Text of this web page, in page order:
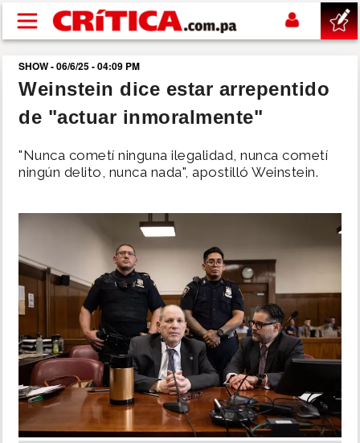
Pasar al contenido principal
buscar
SUCESOS
NACIONAL
SHOW
DEPORTES
MUNDO
INSÓLITAS
MULTIMEDIA
SHOW - 06/6/25 - 04:09 PM
Weinstein dice estar arrepentido
de "actuar inmoralmente"
"Nunca cometí ninguna ilegalidad, nunca cometí
ningún delito, nunca nada", apostilló Weinstein.